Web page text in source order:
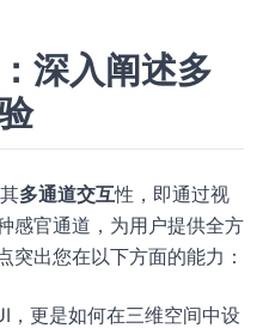
深入阐述多
多通道交互性，即通过视
感官通道，为用户提供全方
突出您在以下方面的能力：
，更是如何在三维空间中设